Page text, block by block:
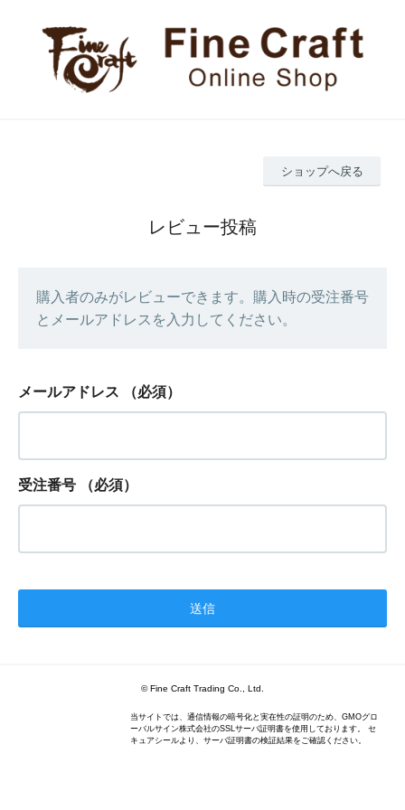
ショップへ戻る
レビュー投稿
購入者のみがレビューできます。購入時の受注番号
とメールアドレスを入力してください。
メールアドレス （必須）
受注番号 （必須）
© Fine Craft Trading Co., Ltd.
当サイトでは、通信情報の暗号化と実在性の証明のため、GMOグロ
ーバルサイン株式会社のSSLサーバ証明書を使用しております。 セ
キュアシールより、サーバ証明書の検証結果をご確認ください。